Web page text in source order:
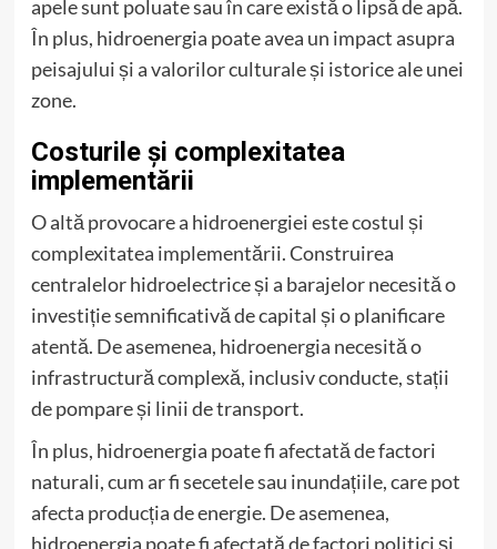
apele sunt poluate sau în care există o lipsă de apă.
În plus, hidroenergia poate avea un impact asupra
peisajului și a valorilor culturale și istorice ale unei
zone.
Costurile și complexitatea
implementării
O altă provocare a hidroenergiei este costul și
complexitatea implementării. Construirea
centralelor hidroelectrice și a barajelor necesită o
investiție semnificativă de capital și o planificare
atentă. De asemenea, hidroenergia necesită o
infrastructură complexă, inclusiv conducte, stații
de pompare și linii de transport.
În plus, hidroenergia poate fi afectată de factori
naturali, cum ar fi secetele sau inundațiile, care pot
afecta producția de energie. De asemenea,
hidroenergia poate fi afectată de factori politici și